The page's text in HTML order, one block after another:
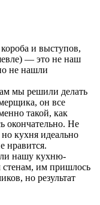
и выступов,
— это не наш
не нашли
мы решили делать
он все
такой, как
окончательно. Не
кухня идеально
нравится.
нашу кухню-
им пришлось
но результат